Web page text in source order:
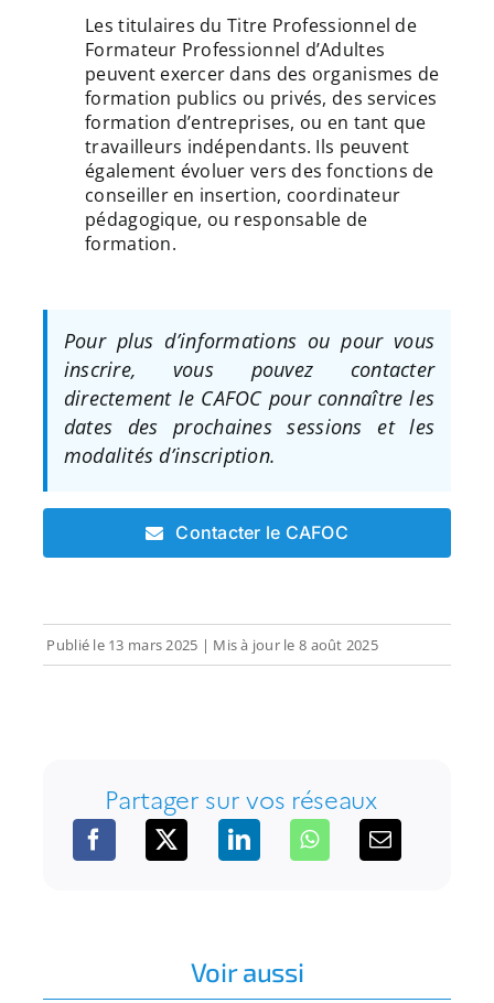
Les titulaires du Titre Professionnel de
Formateur Professionnel d’Adultes
peuvent exercer dans des organismes de
formation publics ou privés, des services
formation d’entreprises, ou en tant que
travailleurs indépendants. Ils peuvent
également évoluer vers des fonctions de
conseiller en insertion, coordinateur
pédagogique, ou responsable de
formation.
Pour plus d’informations ou pour vous
inscrire, vous pouvez contacter
directement le CAFOC pour connaître les
dates des prochaines sessions et les
modalités d’inscription.
Contacter le CAFOC
Publié le 13 mars 2025 | Mis à jour le8 août 2025
Partager sur vos réseaux
Voir aussi